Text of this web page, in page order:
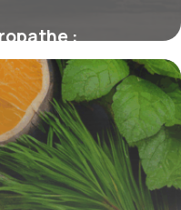
:
être et